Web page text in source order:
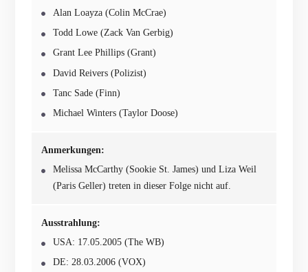
Alan Loayza (Colin McCrae)
Todd Lowe (Zack Van Gerbig)
Grant Lee Phillips (Grant)
David Reivers (Polizist)
Tanc Sade (Finn)
Michael Winters (Taylor Doose)
Anmerkungen:
Melissa McCarthy (Sookie St. James) und Liza Weil
(Paris Geller) treten in dieser Folge nicht auf.
Ausstrahlung:
USA: 17.05.2005 (The WB)
DE: 28.03.2006 (VOX)